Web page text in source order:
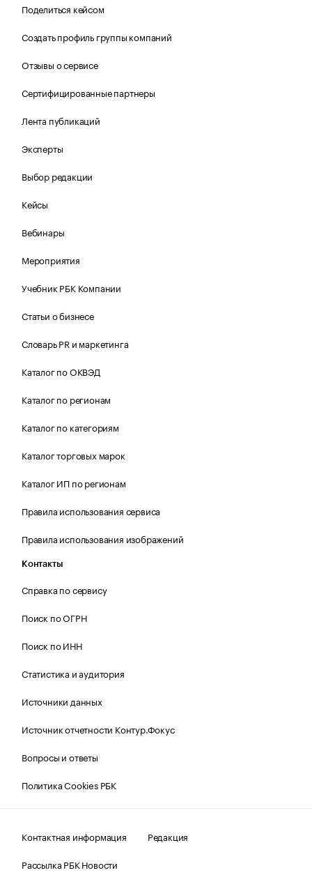
Поделиться кейсом
Создать профиль группы компаний
Отзывы о сервисе
Сертифицированные партнеры
Лента публикаций
Эксперты
Выбор редакции
Кейсы
Вебинары
Мероприятия
Учебник РБК Компании
Статьи о бизнесе
Словарь PR и маркетинга
Каталог по ОКВЭД
Каталог по регионам
Каталог по категориям
Каталог торговых марок
Каталог ИП по регионам
Правила использования сервиса
Правила использования изображений
Контакты
Справка по сервису
Поиск по ОГРН
Поиск по ИНН
Статистика и аудитория
Источники данных
Источник отчетности Контур.Фокус
Вопросы и ответы
Политика Cookies РБК
Контактная информация
Редакция
Рассылка РБК Новости